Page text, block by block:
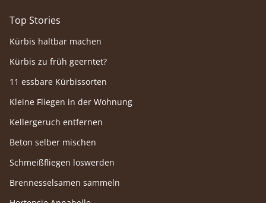
Top Stories
Kürbis haltbar machen
Kürbis zu früh geerntet?
11 essbare Kürbissorten
Kleine Fliegen in der Wohnung
Kellergeruch entfernen
Beton selber mischen
Schmeißfliegen loswerden
Brennesselsamen sammeln